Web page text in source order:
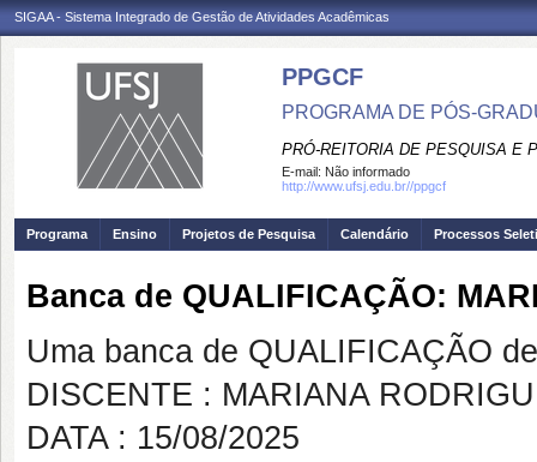
SIGAA - Sistema Integrado de Gestão de Atividades Acadêmicas
PPGCF
PROGRAMA DE PÓS-
PRÓ-REITORIA DE PESQUISA E
E-mail: Não informado
http://www.ufsj.edu.br//ppgcf
Programa Ensino Projetos de Pesquisa Calendário Processos
Banca de QUALIFICAÇÃO:
Uma banca de QUALIFICAÇÃO
DISCENTE : MARIANA
DATA : 15/08/2025